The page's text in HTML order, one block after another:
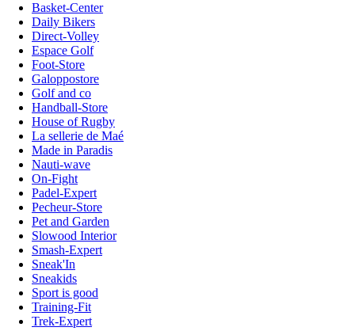
Basket-Center
Daily Bikers
Direct-Volley
Espace Golf
Foot-Store
Galoppostore
Golf and co
Handball-Store
House of Rugby
La sellerie de Maé
Made in Paradis
Nauti-wave
On-Fight
Padel-Expert
Pecheur-Store
Pet and Garden
Slowood Interior
Smash-Expert
Sneak'In
Sneakids
Sport is good
Training-Fit
Trek-Expert